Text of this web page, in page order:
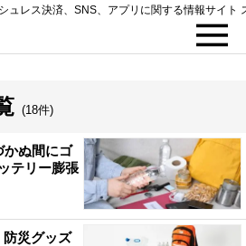
ュレス決済、SNS、アプリに関する情報サイト
(18件)
かぬ間にゴ
テリー膨張
災グッズ